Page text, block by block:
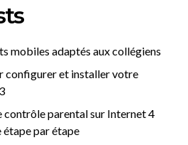
mobiles adaptés aux collégiens
configurer et installer votre
contrôle parental sur Internet 4
étape par étape